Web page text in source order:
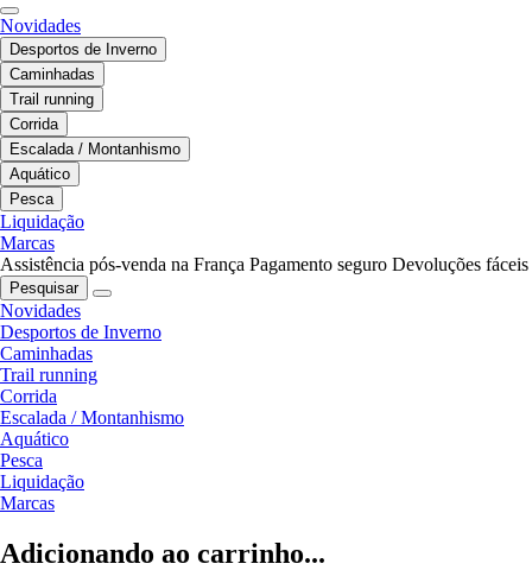
Novidades
Desportos de Inverno
Caminhadas
Trail running
Corrida
Escalada / Montanhismo
Aquático
Pesca
Liquidação
Marcas
Assistência pós-venda na França Pagamento seguro Devoluções fáceis
Pesquisar
Novidades
Desportos de Inverno
Caminhadas
Trail running
Corrida
Escalada / Montanhismo
Aquático
Pesca
Liquidação
Marcas
Adicionando ao carrinho...